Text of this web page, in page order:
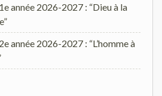
année 2026-2027 : “Dieu à la
année 2026-2027 : “L’homme à